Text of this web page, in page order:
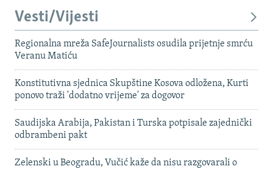
Vesti/Vijesti
Regionalna mreža SafeJournalists osudila prijetnje smrću
Veranu Matiću
Konstitutivna sjednica Skupštine Kosova odložena, Kurti
ponovo traži 'dodatno vrijeme' za dogovor
Saudijska Arabija, Pakistan i Turska potpisale zajednički
odbrambeni pakt
Zelenski u Beogradu, Vučić kaže da nisu razgovarali o